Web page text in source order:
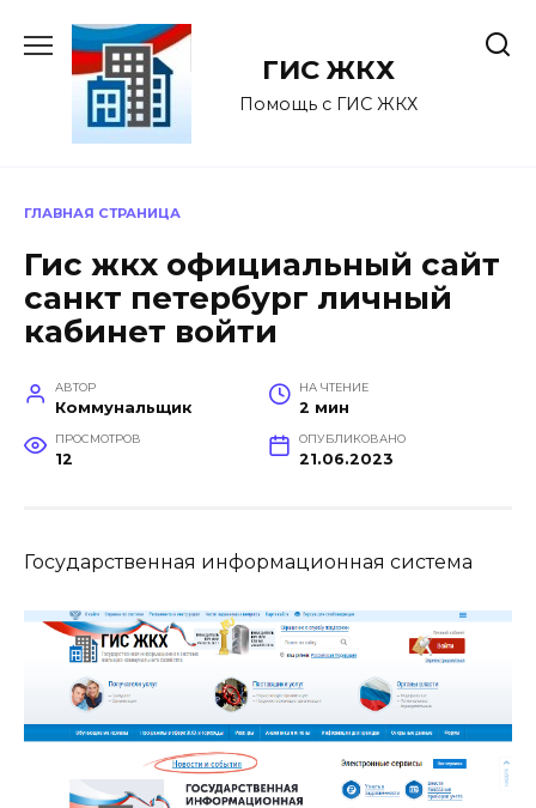
содержанию
ГИС ЖКХ
Помощь с ГИС ЖКХ
ГЛАВНАЯ СТРАНИЦА
Гис жкх официальный сайт
санкт петербург личный
кабинет войти
АВТОР
Коммунальщик
НА ЧТЕНИЕ
2 мин
ПРОСМОТРОВ
12
ОПУБЛИКОВАНО
21.06.2023
Государственная информационная система